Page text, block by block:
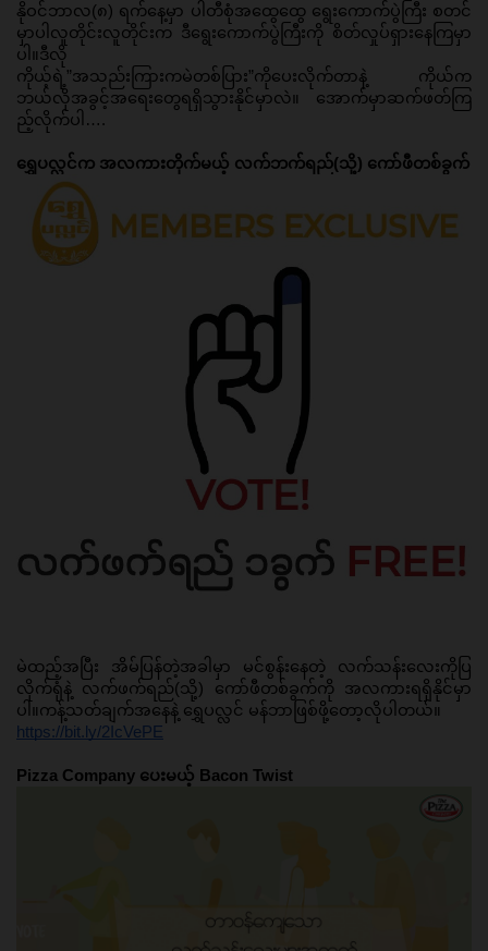
နိုဝင်ဘာလ(၈) ရက်နေ့မှာ ပါတီစုံအထွေထွေ ရွေးကောက်ပွဲကြီး စတင်
မှာပါလူတိုင်းလူတိုင်းက ဒီရွေးကောက်ပွဲကြီးကို စိတ်လှုပ်ရှားနေကြမှာ
ပါ။ဒီလို
ကိုယ့်ရဲ့”အသည်းကြားကမဲတစ်ပြား”ကိုပေးလိုက်တာနဲ့ ကိုယ်က
ဘယ်လိုအခွင့်အရေးတွေရရှိသွားနိုင်မှာလဲ။ အောက်မှာဆက်ဖတ်ကြ
ည့်လိုက်ပါ….
ရွှေပလ္လင်က အလကားတိုက်မယ့် လက်ဘက်ရည်(သို့) ကော်ဖီတစ်ခွက်
မဲထည့်အပြီး အိမ်ပြန်တဲ့အခါမှာ မင်စွန်းနေတဲ့ လက်သန်းလေးကိုပြ
လိုက်ရုံနဲ့ လက်ဖက်ရည်(သို့) ကော်ဖီတစ်ခွက်ကို အလကားရရှိနိုင်မှာ
ပါ။ကန့်သတ်ချက်အနေနဲ့ ရွှေပလ္လင် မန်ဘာဖြစ်ဖို့တော့လိုပါတယ်။
https://bit.ly/2IcVePE
Pizza Company ပေးမယ့် Bacon Twist